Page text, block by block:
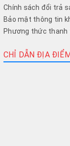
Chính sách đổi trả
Bảo mật thông tin
Phương thức thanh
CHỈ DẪN ĐỊA